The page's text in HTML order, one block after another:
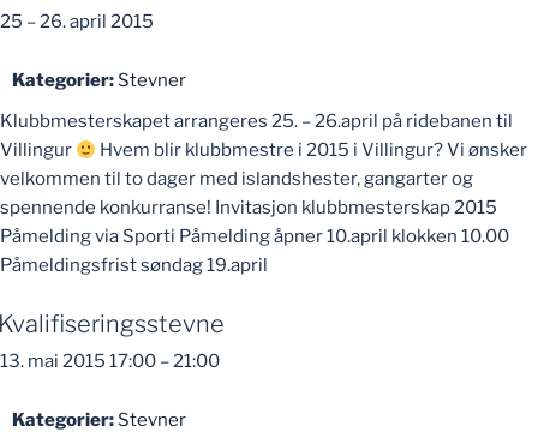
25 –26. april 2015
Kategorier: Stevner
Klubbmesterskapet arrangeres 25. – 26.april på ridebanen til
Villingur
Hvem blir klubbmestre i 2015 i Villingur? Vi ønsker
velkommen til to dager med islandshester, gangarter og
spennende konkurranse! Invitasjon klubbmesterskap 2015
Påmelding via Sporti Påmelding åpner 10.april klokken 10.00
Påmeldingsfrist søndag 19.april
13. mai 2015 17:00 – 21:00
Kategorier: Stevner